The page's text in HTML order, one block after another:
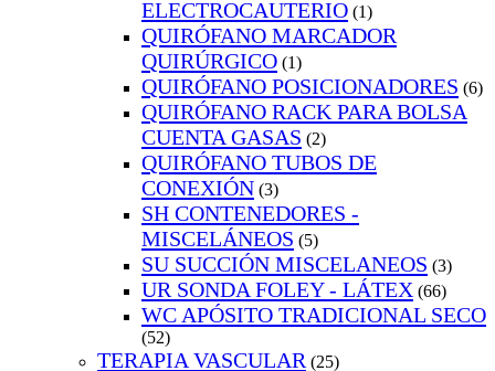
ELECTROCAUTERIO (1)
QUIRÓFANO MARCADOR
QUIRÚRGICO (1)
QUIRÓFANO POSICIONADORES (6)
QUIRÓFANO RACK PARA BOLSA
CUENTA GASAS (2)
QUIRÓFANO TUBOS DE
CONEXIÓN (3)
SH CONTENEDORES -
MISCELÁNEOS (5)
SU SUCCIÓN MISCELANEOS (3)
UR SONDA FOLEY - LÁTEX (66)
WC APÓSITO TRADICIONAL SECO
(52)
TERAPIA VASCULAR (25)